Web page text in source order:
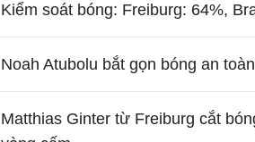
Kiểm soát bóng: Freiburg: 64%,
Noah Atubolu bắt gọn bóng an
Matthias Ginter từ Freiburg cắt